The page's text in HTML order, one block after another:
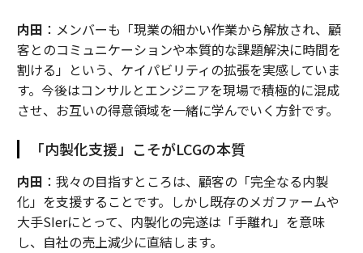
内田 ：メンバーも「現業の細かい作業から解放され、顧
客とのコミュニケーションや本質的な課題解決に時間を
割ける」という、ケイパビリティの拡張を実感していま
す。今後はコンサルとエンジニアを現場で積極的に混成
させ、お互いの得意領域を一緒に学んでいく方針です。
「内製化支援」こそがLCGの本質
内田 ：我々の目指すところは、顧客の「完全なる内製
化」を支援することです。しかし既存のメガファームや
大手SIerにとって、内製化の完遂は「手離れ」を意味
し、自社の売上減少に直結します。